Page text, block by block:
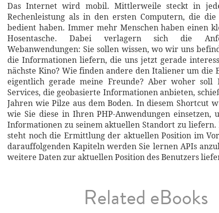
Das Internet wird mobil. Mittlerweile steckt in
Rechenleistung als in den ersten Computern, die
bedient haben. Immer mehr Menschen haben einen
Hosentasche. Dabei verlagern sich die
Webanwendungen: Sie sollen wissen, wo wir uns
die Informationen liefern, die uns jetzt gerade
nächste Kino? Wie finden andere den Italiener um die
eigentlich gerade meine Freunde? Aber woher soll
Services, die geobasierte Informationen anbieten,
Jahren wie Pilze aus dem Boden. In diesem Shortcut
wie Sie diese in Ihren PHP-Anwendungen einsetzen,
Informationen zu seinem aktuellen Standort zu
steht noch die Ermittlung der aktuellen Position im
darauffolgenden Kapiteln werden Sie lernen APIs
weitere Daten zur aktuellen Position des Benutzers
Related eBooks